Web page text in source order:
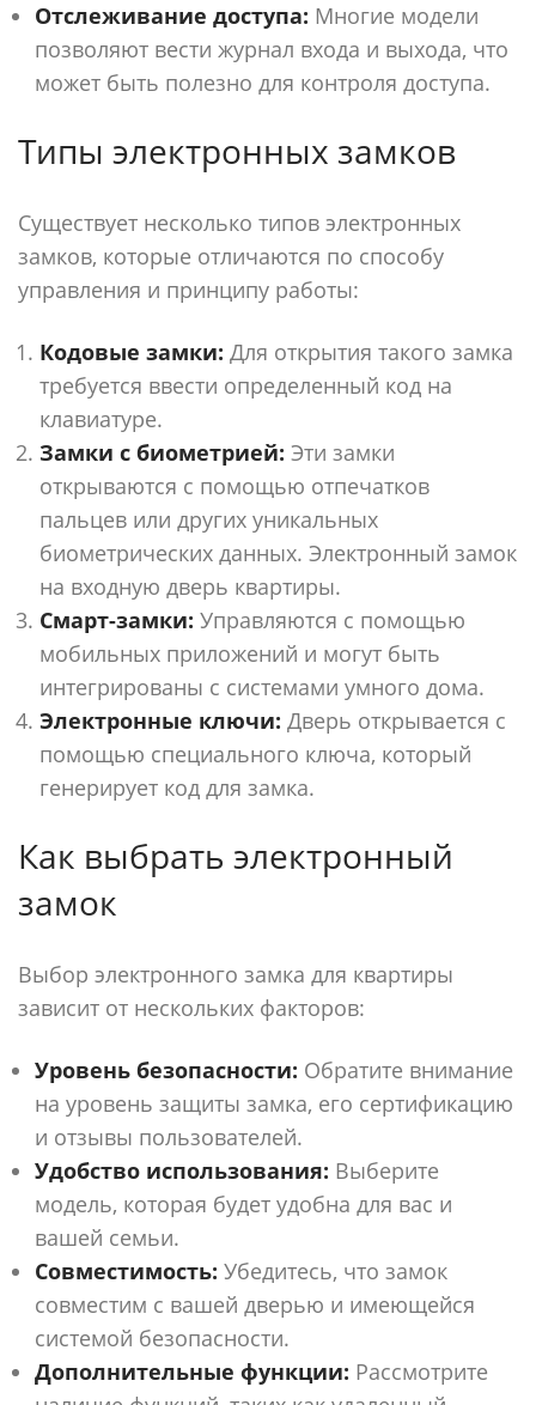
Отслеживание доступа: Многие модели
позволяют вести журнал входа и выхода, что
может быть полезно для контроля доступа.
Типы электронных замков
Существует несколько типов электронных
замков, которые отличаются по способу
управления и принципу работы:
Кодовые замки: Для открытия такого замка
требуется ввести определенный код на
клавиатуре.
Замки с биометрией: Эти замки
открываются с помощью отпечатков
пальцев или других уникальных
биометрических данных. Электронный замок
на входную дверь квартиры.
Смарт-замки: Управляются с помощью
мобильных приложений и могут быть
интегрированы с системами умного дома.
Электронные ключи: Дверь открывается с
помощью специального ключа, который
генерирует код для замка.
Как выбрать электронный
замок
Выбор электронного замка для квартиры
зависит от нескольких факторов:
Уровень безопасности: Обратите внимание
на уровень защиты замка, его сертификацию
и отзывы пользователей.
Удобство использования: Выберите
модель, которая будет удобна для вас и
вашей семьи.
Совместимость: Убедитесь, что замок
совместим с вашей дверью и имеющейся
системой безопасности.
Дополнительные функции: Рассмотрите